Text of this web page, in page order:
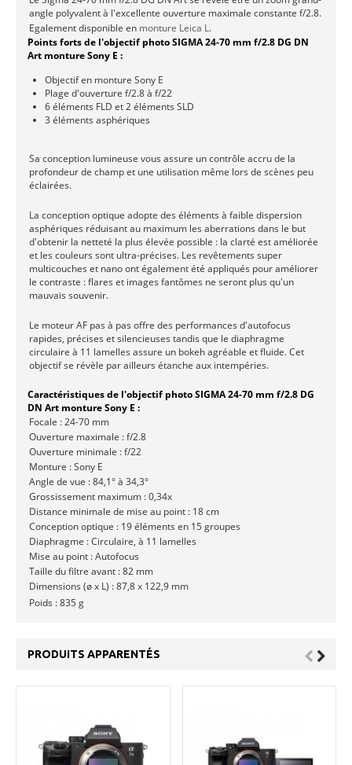
angle polyvalent à l'excellente ouverture maximale constante f/2.8.
Egalement disponible en monture Leica L.
Points forts de l'objectif photo SIGMA 24-70 mm f/2.8 DG DN
Art monture Sony E :
Objectif en monture Sony E
Plage d'ouverture f/2.8 à f/22
6 éléments FLD et 2 éléments SLD
3 éléments asphériques
Sa conception lumineuse vous assure un contrôle accru de la
profondeur de champ et une utilisation même lors de scènes peu
éclairées.
La conception optique adopte des éléments à faible dispersion
asphériques réduisant au maximum les aberrations dans le but
d'obtenir la netteté la plus élevée possible : la clarté est améliorée
et les couleurs sont ultra-précises. Les revêtements super
multicouches et nano ont également été appliqués pour améliorer
le contraste : flares et images fantômes ne seront plus qu'un
mauvais souvenir.
Le moteur AF pas à pas offre des performances d'autofocus
rapides, précises et silencieuses tandis que le diaphragme
circulaire à 11 lamelles assure un bokeh agréable et fluide. Cet
objectif se révèle par ailleurs étanche aux intempéries.
Caractéristiques de l'objectif photo SIGMA 24-70 mm f/2.8 DG
DN Art monture Sony E :
Focale : 24-70 mm
Ouverture maximale : f/2.8
Ouverture minimale : f/22
Monture : Sony E
Angle de vue : 84,1° à 34,3°
Grossissement maximum : 0,34x
Distance minimale de mise au point : 18 cm
Conception optique : 19 éléments en 15 groupes
Diaphragme : Circulaire, à 11 lamelles
Mise au point : Autofocus
Taille du filtre avant : 82 mm
Dimensions (ø x L) : 87,8 x 122,9 mm
Poids : 835 g
PRODUITS APPARENTÉS